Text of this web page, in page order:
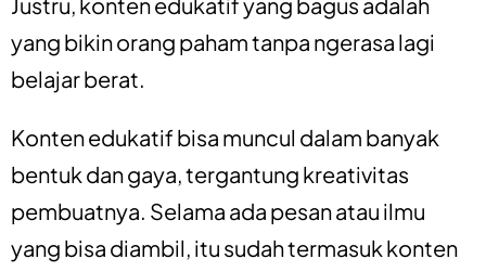
yang bikin orang paham tanpa ngerasa lagi
belajar berat.
Konten edukatif bisa muncul dalam banyak
bentuk dan gaya, tergantung kreativitas
pembuatnya. Selama ada pesan atau ilmu
yang bisa diambil, itu sudah termasuk konten